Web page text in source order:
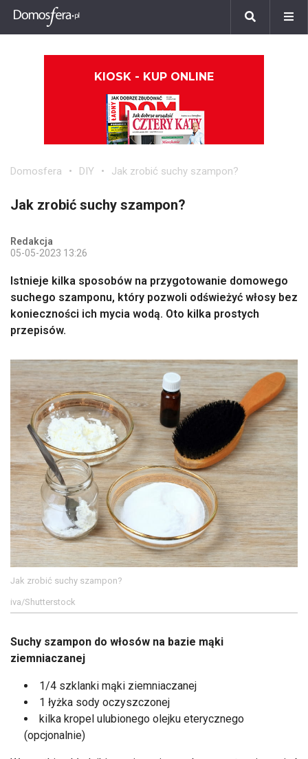
KIOSK - KUP ONLINE
Domosfera DIY Jak zrobić suchy szampon?
Jak zrobić suchy szampon?
Redakcja
05-05-2023 13:26
Istnieje kilka sposobów na przygotowanie domowego
suchego szamponu, który pozwoli odświeżyć włosy bez
konieczności ich mycia wodą. Oto kilka prostych
przepisów.
Jak zrobić suchy szampon?
iva/Shutterstock
Suchy szampon do włosów na bazie mąki
ziemniaczanej
1/4 szklanki mąki ziemniaczanej
1 łyżka sody oczyszczonej
kilka kropel ulubionego olejku eterycznego
(opcjonalnie)